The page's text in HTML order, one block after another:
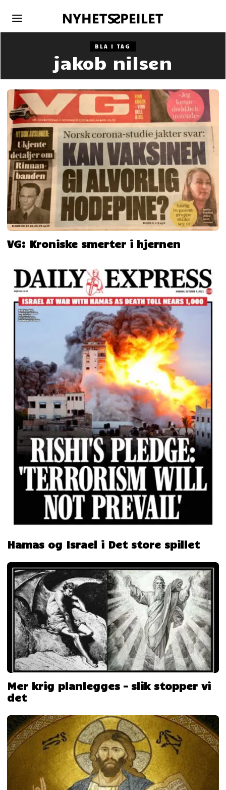
BLA I TAG
jakob nilsen
VG: Kroniske smerter i hjernen
Hamas og Israel i Det store spillet
Mer krig planlegges – slik stopper vi
det